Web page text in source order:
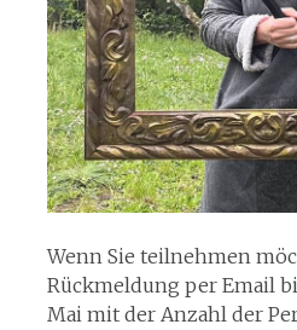
Wenn Sie teilnehmen
Rückmeldung per Email
Mai mit der Anzahl der